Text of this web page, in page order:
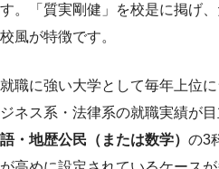
す。「質実剛健」を校是に掲げ
校風が特徴です。
就職に強い大学として毎年上位
ジネス系・法律系の就職実績が
語・地歴公民（または数学） の3